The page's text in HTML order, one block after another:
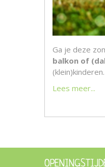
Ga je deze
balkon of
(klein)kinderen.
Lees meer...